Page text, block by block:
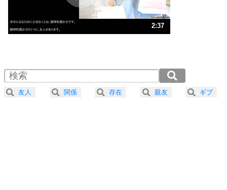
ストレス対策
人生、なんとかなるもの。
気楽に生きる30の方法
4 器の大きい人は、怒りを優しさで表現する。
プラス思考
2:37
2.0倍速 （308KB 1分18秒）
2.5倍速 （247KB 1分2秒）
3.0倍速 （206KB 52秒）
友人 関係 存在 親友 ギブ